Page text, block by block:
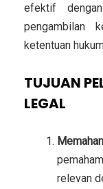
efektif
pengambilan
ketentuan
TUJUAN
LEGAL
relevan